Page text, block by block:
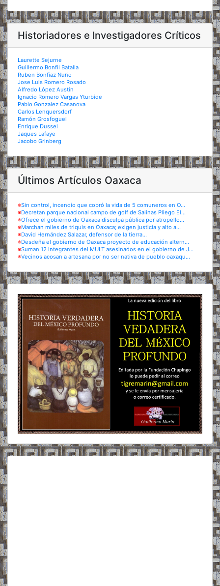
Historiadores e Investigadores Críticos
Laurette Sejurne
Guillermo Bonfil Batalla
Ruben Bonfiaz Nuño
Jose Luis Romero Rosado
Alfredo López Austin
Ignacio Romero Vargas Yturbide
Pablo Gonzalez Casanova
Carlos Lenquersdorf
Ramón Grosfoguel
Enrique Dussel
Jaques Lafaye
Jacobo Grinberg
Últimos Artículos Oaxaca
※Sin control, incendio que cobró la vida de 5 comuneros en O...
※Decretan parque nacional campo de golf de Salinas Pliego El...
※Ofrece el gobierno de Oaxaca disculpa pública por atropello...
※Marchan miles de triquis en Oaxaca; exigen justicia y alto a...
※David Hernández Salazar, defensor de la tierra...
※Desdeña el gobierno de Oaxaca proyecto de educación altern...
※Suman 12 integrantes del MULT asesinados en el gobierno de J...
※Vecinos acosan a artesana por no ser nativa de pueblo oaxaqu...